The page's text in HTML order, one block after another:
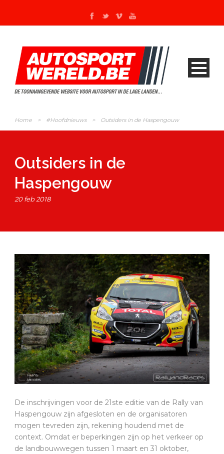
Home > #Hoofdnieuws > Outsiders in de Haspengouw
Outsiders in de
Haspengouw
20 feb 2018
De inschrijvingen voor de 21ste editie van de Rally van
Haspengouw zijn afgesloten en de organisatoren
mogen tevreden zijn, rekening houdend met de
context. Omdat er beperkingen zijn op het verkeer op
de landbouwwegen tussen 1 maart en 31 oktober,